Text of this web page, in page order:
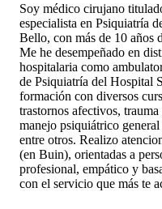
Soy médico cirujano
especialista en Psiquiatría
Bello, con más de 10 años
Me he desempeñado en
hospitalaria como
de Psiquiatría del Hospital
formación con diversos
trastornos afectivos,
manejo psiquiátrico
entre otros. Realizo
(en Buin), orientadas a
profesional, empático y
con el servicio que más te